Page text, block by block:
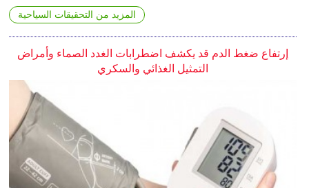
المزيد من التحقيقات السياحية
إرتفاع ضغط الدم قد يكشف اضطرابات الغدد الصماء وأمراض
التمثيل الغذائي والسكري